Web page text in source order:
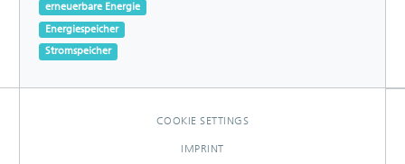
erneuerbare Energie
Energiespeicher
Stromspeicher
COOKIE SETTINGS
IMPRINT